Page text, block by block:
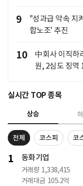
9
"성과급 약속 지
합노조' 추진
10
中회사 이직하
원, 2심도 징역
실시간 TOP 종목
상승
전체 코스피 코
1 동화기업
거래량 1,338,415
거래대금 105.2억